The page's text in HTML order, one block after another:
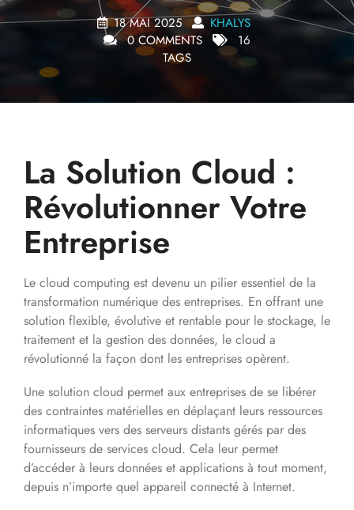
18 MAI 2025
KHALYS
0 COMMENTS
16
TAGS
La Solution Cloud :
Révolutionner Votre
Entreprise
Le cloud computing est devenu un pilier essentiel de la
transformation numérique des entreprises. En offrant une
solution flexible, évolutive et rentable pour le stockage, le
traitement et la gestion des données, le cloud a
révolutionné la façon dont les entreprises opèrent.
Une solution cloud permet aux entreprises de se libérer
des contraintes matérielles en déplaçant leurs ressources
informatiques vers des serveurs distants gérés par des
fournisseurs de services cloud. Cela leur permet
d’accéder à leurs données et applications à tout moment,
depuis n’importe quel appareil connecté à Internet.